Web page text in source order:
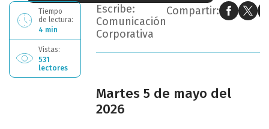
Tiempo
de lectura:
4 min
Vistas:
531
lectores
Escribe:
Comunicación
Corporativa
Compartir:
Martes 5 de mayo del
2026